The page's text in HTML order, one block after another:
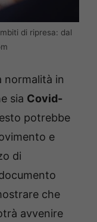
di ripresa: dal
normalità in
sia Covid-
potrebbe
e
di
che
avvenire